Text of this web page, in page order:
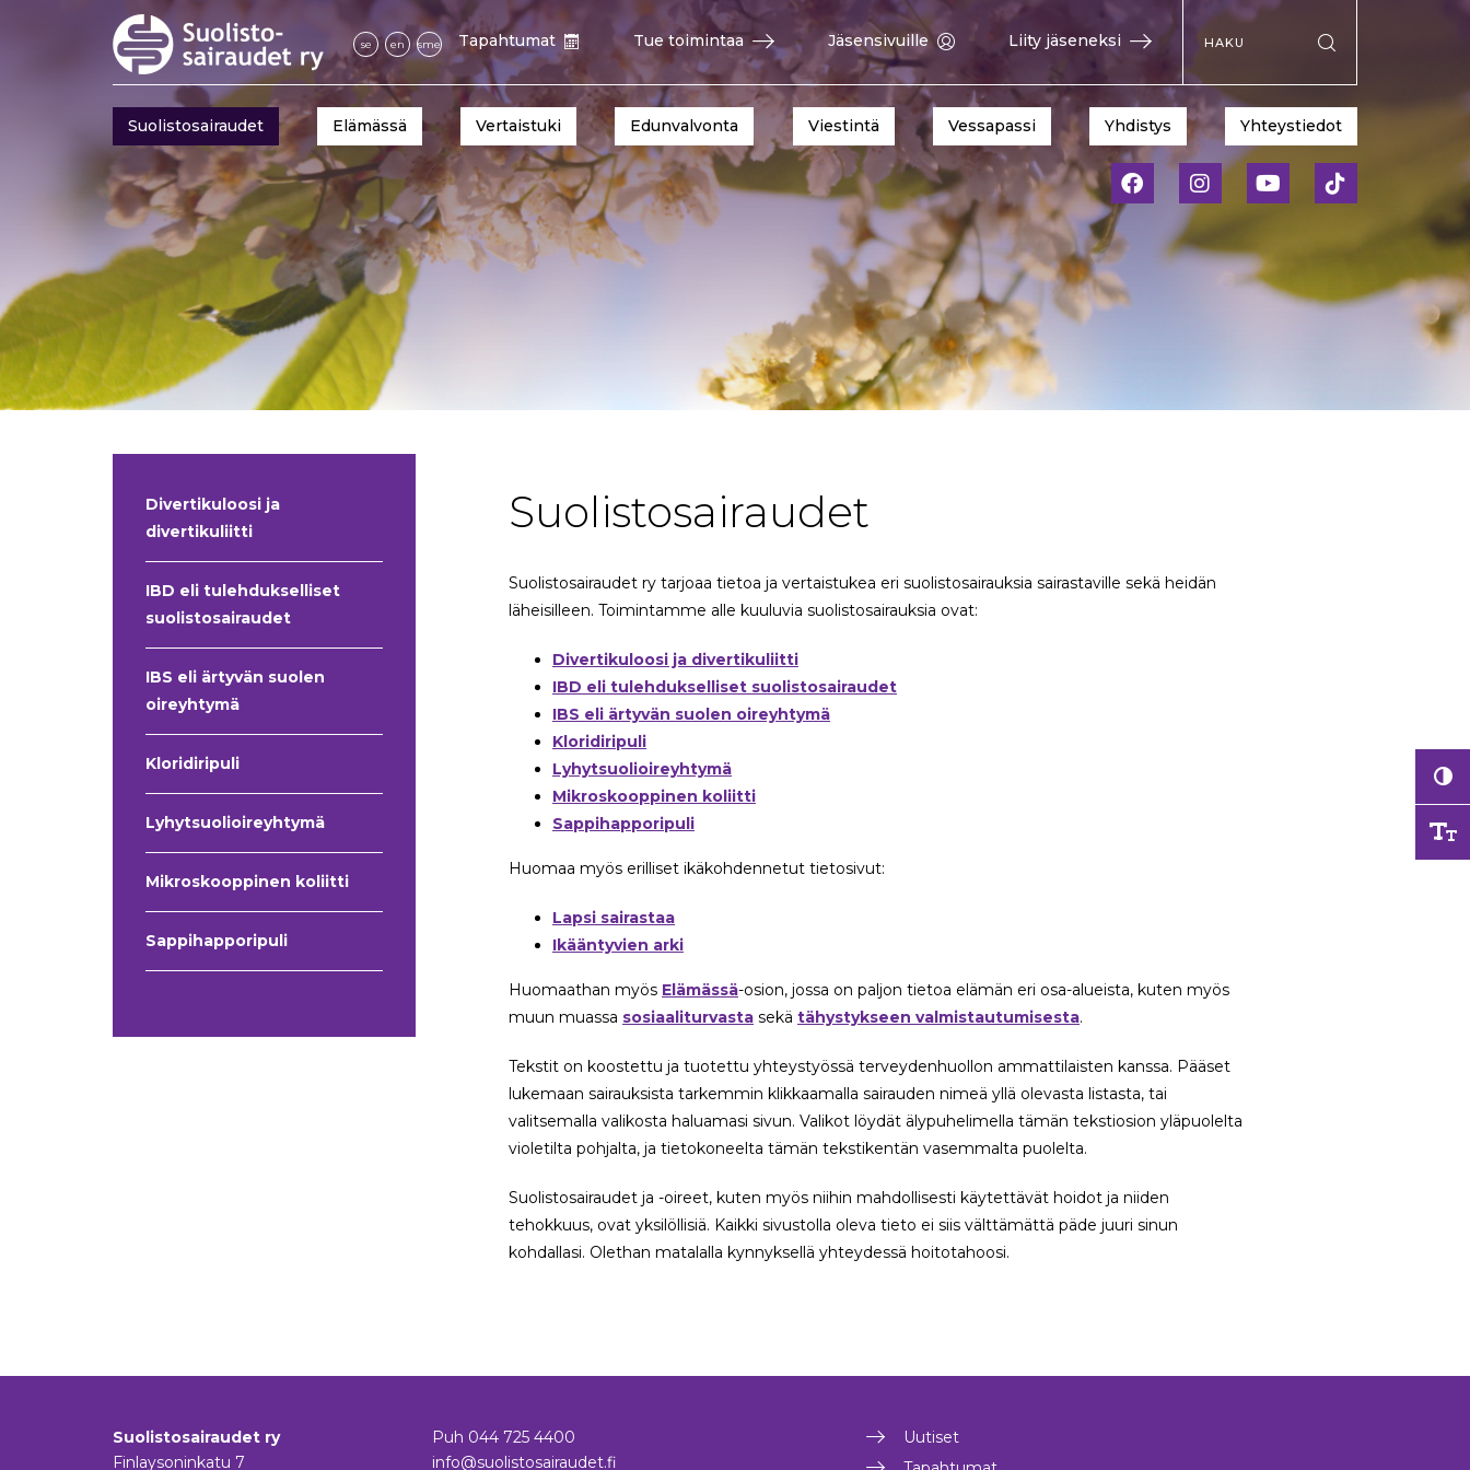
se en sme Tapahtumat Tue toimintaa Jäsensivuille Liity jäseneksi
Hae sivustolta
Suolistosairaudet Elämässä Vertaistuki Edunvalvonta Viestintä Vessapassi Yhdistys Yhteystiedot
Divertikuloosi ja
divertikuliitti
IBD eli tulehdukselliset
suolistosairaudet
IBS eli ärtyvän suolen
oireyhtymä
Kloridiripuli
Lyhytsuolioireyhtymä
Mikroskooppinen koliitti
Sappihapporipuli
Suolistosairaudet
Suolistosairaudet ry tarjoaa tietoa ja vertaistukea eri suolistosairauksia sairastaville sekä heidän
läheisilleen. Toimintamme alle kuuluvia suolistosairauksia ovat:
Divertikuloosi ja divertikuliitti
IBD eli tulehdukselliset suolistosairaudet
IBS eli ärtyvän suolen oireyhtymä
Kloridiripuli
Lyhytsuolioireyhtymä
Mikroskooppinen koliitti
Sappihapporipuli
Huomaa myös erilliset ikäkohdennetut tietosivut:
Lapsi sairastaa
Ikääntyvien arki
Huomaathan myös Elämässä-osion, jossa on paljon tietoa elämän eri osa-alueista, kuten myös
muun muassa sosiaaliturvasta sekä tähystykseen valmistautumisesta.
Tekstit on koostettu ja tuotettu yhteystyössä terveydenhuollon ammattilaisten kanssa. Pääset
lukemaan sairauksista tarkemmin klikkaamalla sairauden nimeä yllä olevasta listasta, tai
valitsemalla valikosta haluamasi sivun. Valikot löydät älypuhelimella tämän tekstiosion yläpuolelta
violetilta pohjalta, ja tietokoneelta tämän tekstikentän vasemmalta puolelta.
Suolistosairaudet ja -oireet, kuten myös niihin mahdollisesti käytettävät hoidot ja niiden
tehokkuus, ovat yksilöllisiä. Kaikki sivustolla oleva tieto ei siis välttämättä päde juuri sinun
kohdallasi. Olethan matalalla kynnyksellä yhteydessä hoitotahoosi.
Suolistosairaudet ry
Finlaysoninkatu 7
Puh 044 725 4400
info@suolistosairaudet.fi
Uutiset